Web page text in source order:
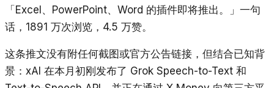
「Excel、PowerPoint、Word 的插件即将推出。」一句
话，1891 万次浏览，4.5 万赞。
这条推文没有附任何截图或官方公告链接，但结合已知背
景：xAI 在本月初刚发布了 Grok Speech-to-Text 和